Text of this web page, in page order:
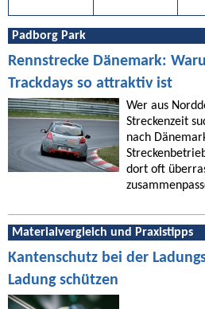
Padborg Park
Rennstrecke Dänemark:
Trackdays so attraktiv ist
Wer aus
Streckenzeit
nach
dort oft
Materialvergleich und Praxistipps
Kantenschutz bei der
Ladung schützen